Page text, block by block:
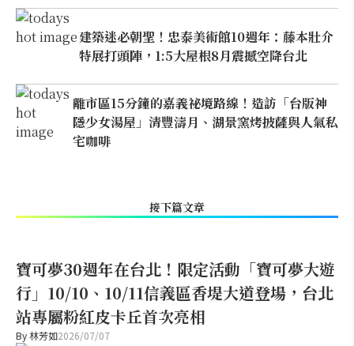
建築迷必朝聖！忠泰美術館10週年：藤本壯介
特展打頭陣，1:5大屋根8月震撼空降台北
離市區15分鐘的嘉義祕境路線！造訪「台版神
隱少女湯屋」清豐濤月、湖景窯烤披薩與人氣私
宅咖啡
接下篇文章
寶可夢30週年在台北！限定活動「寶可夢大遊
行」10/10、10/11信義區香堤大道登場，台北
站專屬粉紅皮卡丘首次亮相
By林芳如2026/07/07